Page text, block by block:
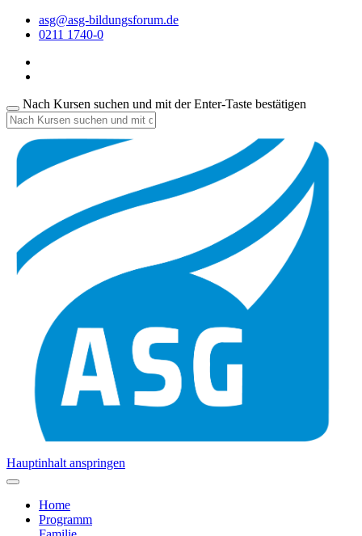
asg@asg-bildungsforum.de
0211 1740-0
Nach Kursen suchen und mit der Enter-Taste bestätigen
Hauptinhalt anspringen
Home
Programm